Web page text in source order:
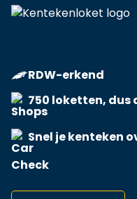
RDW-erkend
750 loketten, dus
Snel je kenteken